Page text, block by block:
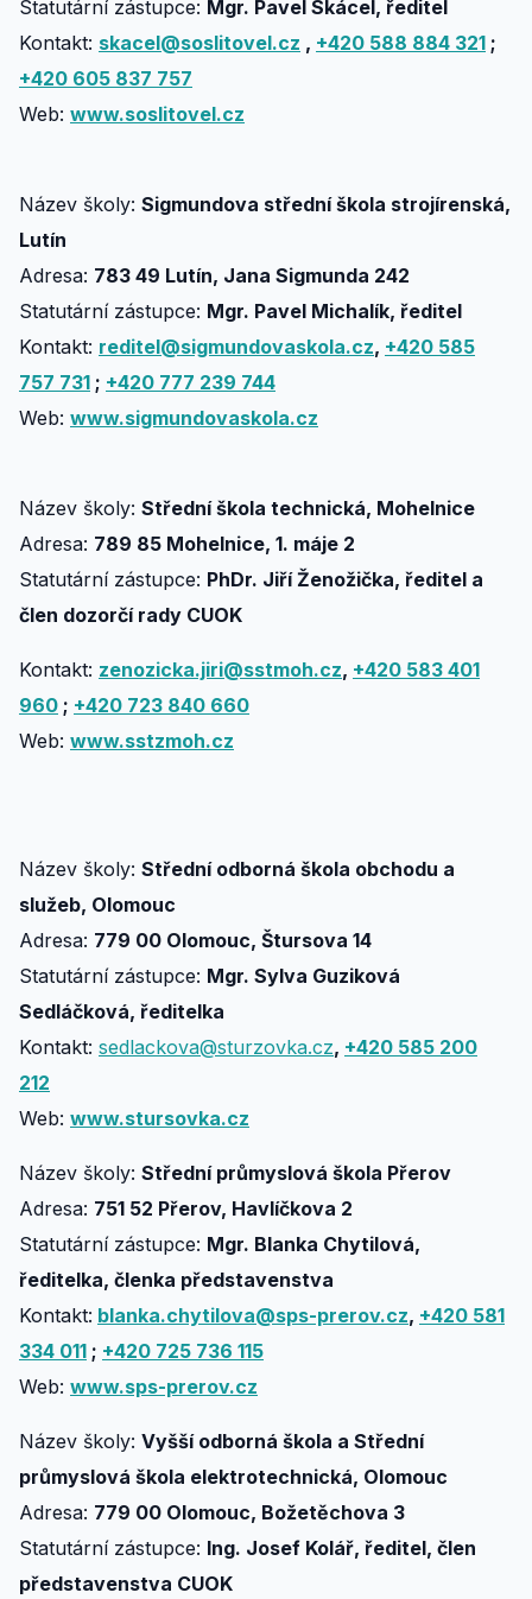
Statutární zástupce: Mgr. Pavel Skácel, ředitel
Kontakt: skacel@soslitovel.cz , +420 588 884 321 ;
+420 605 837 757
Web: www.soslitovel.cz
Název školy: Sigmundova střední škola strojírenská,
Lutín
Adresa: 783 49 Lutín, Jana Sigmunda 242
Statutární zástupce: Mgr. Pavel Michalík, ředitel
Kontakt: reditel@sigmundovaskola.cz, +420 585
757 731 ; +420 777 239 744
Web: www.sigmundovaskola.cz
Název školy: Střední škola technická, Mohelnice
Adresa: 789 85 Mohelnice, 1. máje 2
Statutární zástupce: PhDr. Jiří Ženožička, ředitel a
člen dozorčí rady CUOK
Kontakt: zenozicka.jiri@sstmoh.cz, +420 583 401
960 ; +420 723 840 660
Web: www.sstzmoh.cz
Název školy: Střední odborná škola obchodu a
služeb, Olomouc
Adresa: 779 00 Olomouc, Štursova 14
Statutární zástupce: Mgr. Sylva Guziková
Sedláčková, ředitelka
Kontakt: sedlackova@sturzovka.cz, +420 585 200
212
Web: www.stursovka.cz
Název školy: Střední průmyslová škola Přerov
Adresa: 751 52 Přerov, Havlíčkova 2
Statutární zástupce: Mgr. Blanka Chytilová,
ředitelka, členka představenstva
Kontakt: blanka.chytilova@sps-prerov.cz, +420 581
334 011 ; +420 725 736 115
Web: www.sps-prerov.cz
Název školy: Vyšší odborná škola a Střední
průmyslová škola elektrotechnická, Olomouc
Adresa: 779 00 Olomouc, Božetěchova 3
Statutární zástupce: Ing. Josef Kolář, ředitel, člen
představenstva CUOK